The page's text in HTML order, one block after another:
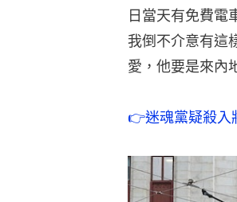
日當天有免費電
我倒不介意有這
愛，他要是來內
👉迷魂黨疑殺入